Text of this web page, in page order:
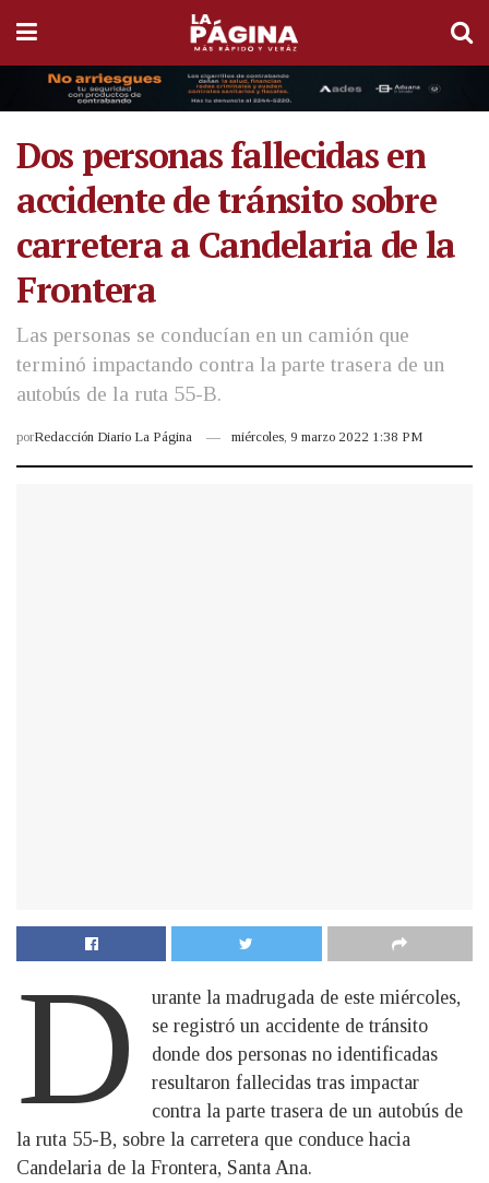
Dos personas fallecidas en
accidente de tránsito sobre
carretera a Candelaria de la
Frontera
Las personas se conducían en un camión que
terminó impactando contra la parte trasera de un
autobús de la ruta 55-B.
porRedacción Diario La Página miércoles, 9 marzo 2022 1:38 PM
D
urante la madrugada de este miércoles,
se registró un accidente de tránsito
donde dos personas no identificadas
resultaron fallecidas tras impactar
contra la parte trasera de un autobús de
la ruta 55-B, sobre la carretera que conduce hacia
Candelaria de la Frontera, Santa Ana.